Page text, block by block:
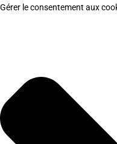
Gérer le consentement aux